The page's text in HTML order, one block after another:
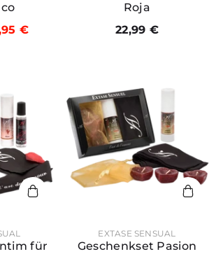
€
Roja
22,99 €
für
PREDAJCA:EXTASE SENSUAL
Geschenkset Pasion